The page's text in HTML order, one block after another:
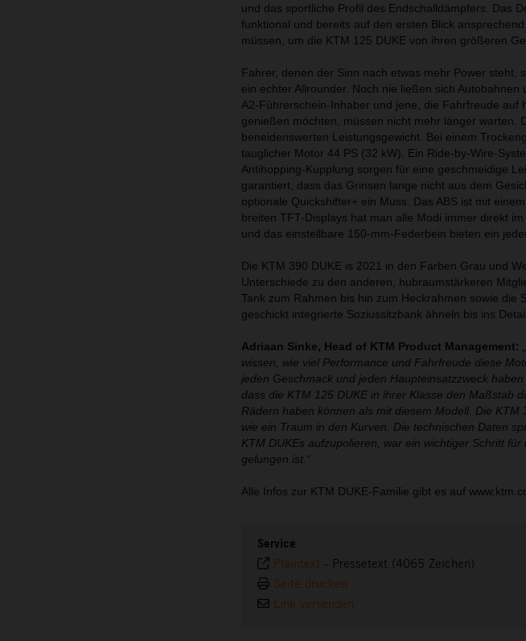
und das sportliche Profil des Endschalldämpfers. Das
funktional und bereits auf den ersten Blick
müssen, um die KTM 125 DUKE von ihren größeren
Fahrer, denen der Sinn nach etwas mehr Power steht,
ein echter Allrounder. Noch nie ließen sich
A2-Führerschein-Inhaber und jene, die Fahrfreude auf
genießen möchten, müssen nicht mehr länger warten.
beneidenswerten Leistungsgewicht. Bei einem
tauglicher Motor 44 PS (32 kW). Ein Ride-by-Wire-
Antihopping-Kupplung sorgen für eine geschmeidige
garantiert, dass das Grinsen lange nicht aus dem
optionale Quickshifter+ ein Muss. Das ABS ist mit
breiten TFT-Displays hat man alle Modi immer direkt
und das einstellbare 150-mm-Federbein bieten ein
Die KTM 390 DUKE is 2021 in den Farben Grau und
Unterschiede zu den anderen, hubraumstärkeren
Tank zum Rahmen bis hin zum Heckrahmen sowie die
geschickt integrierte Soziussitzbank ähneln bis ins
Adriaan Sinke, Head of KTM Product Management:
wissen, wie viel Performance und Fahrfreude diese
jeden Geschmack und jeden Haupteinsatzzweck
dass die KTM 125 DUKE in ihrer Klasse den Maßstab
Rädern haben können als mit diesem Modell. Die
wie ein Traum in den Kurven. Die technischen Daten
KTM DUKEs aufzupolieren, war ein wichtiger Schritt
gelungen ist.“
Alle Infos zur KTM DUKE-Familie gibt es auf
Service
Plaintext - Pressetext (4065 Zeichen)
Seite drucken
Link versenden